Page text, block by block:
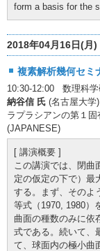
form a basis for the
2018年04月16日(月)
複素解析幾何セミ
10:30-12:00 数理科学
納谷信 氏 (名古屋大学)
ラプラシアンの第１
(JAPANESE)
[ 講演概要 ]
この講演では、閉曲
定の仮定の下で）最
する。まず、そのよ
等式（1970, 1980）
曲面の種数のみに依
式である。続いて、
て、球面内の極小曲